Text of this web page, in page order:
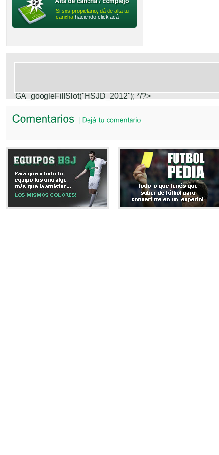
Si sos propietario, dá de alta tu
cancha haciendo click acá
GA_googleFillSlot("HSJD_2012"); */?>